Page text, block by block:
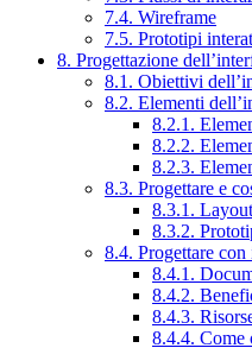
7.4. Wireframe
7.5. Prototipi
8. Progettazione
8.1. Obiettivi
8.2. Elementi
8.2.1.
8.2.2.
8.2.3.
8.3. Progettare e
8.3.1.
8.3.2.
8.4. Progettare
8.4.1.
8.4.2.
8.4.3.
8.4.4. Come